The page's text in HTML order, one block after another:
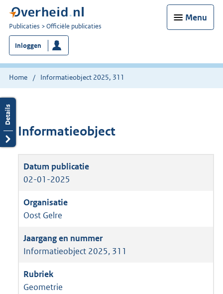
Menu
U
bent
nu
hier:
Publicaties Officiële publicaties
Inloggen
Home Informatieobject 2025, 311
Informatieobject
02-01-2025
Oost Gelre
Informatieobject 2025, 311
Geometrie